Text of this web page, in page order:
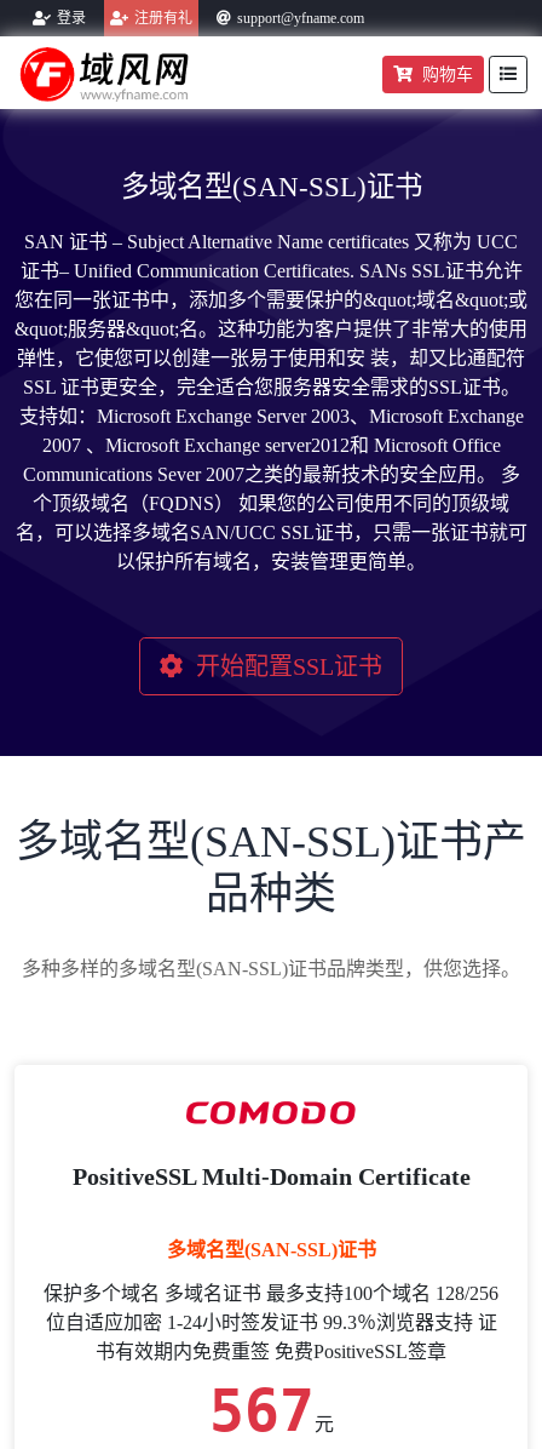
登录 注册有礼 support@yfname.com
帮助中心 域名转入
购物车
多域名型(SAN-SSL)证书
SAN 证书 – Subject Alternative Name certificates 又称为 UCC
证书– Unified Communication Certificates. SANs SSL证书允许
您在同一张证书中，添加多个需要保护的&quot;域名&quot;或
&quot;服务器&quot;名。这种功能为客户提供了非常大的使用
弹性，它使您可以创建一张易于使用和安 装，却又比通配符
SSL 证书更安全，完全适合您服务器安全需求的SSL证书。
支持如：Microsoft Exchange Server 2003、Microsoft Exchange
2007 、Microsoft Exchange server2012和 Microsoft Office
Communications Sever 2007之类的最新技术的安全应用。 多
个顶级域名（FQDNS） 如果您的公司使用不同的顶级域
名，可以选择多域名SAN/UCC SSL证书，只需一张证书就可
以保护所有域名，安装管理更简单。
开始配置SSL证书
多域名型(SAN-SSL)证书产
品种类
多种多样的多域名型(SAN-SSL)证书品牌类型，供您选择。
PositiveSSL Multi-Domain Certificate
多域名型(SAN-SSL)证书
保护多个域名 多域名证书 最多支持100个域名 128/256
位自适应加密 1-24小时签发证书 99.3％浏览器支持 证
书有效期内免费重签 免费PositiveSSL签章
567 元